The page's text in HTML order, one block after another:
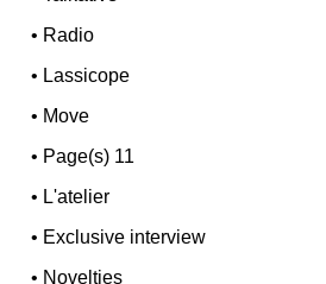
• Radio
• Lassicope
• Move
• Page(s) 11
• L'atelier
• Exclusive interview
• Novelties